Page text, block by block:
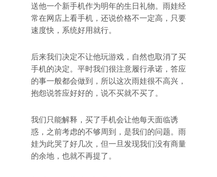
送他一个新手机作为明年的生日礼物。雨娃经
常在网店上看手机，还说价格不一定高，只要
速度快，系统好用就行。
后来我们决定不让他玩游戏，自然也取消了买
手机的决定。平时我们很注意履行承诺，答应
的事一般都会做到，所以这次雨娃很不高兴，
抱怨说答应好好的，说不买就不买了。
我们只能解释，买了手机会让他每天面临诱
惑，之前考虑的不够周到，是我们的问题。雨
娃为此哭了好几次，但一旦发现我们没有商量
的余地，也就不再提了。